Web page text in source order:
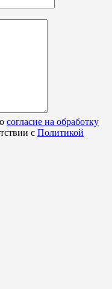
согласие на обработку
с Политикой